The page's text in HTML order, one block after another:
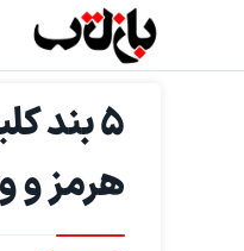
۵ بند
هرمز و